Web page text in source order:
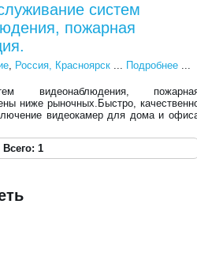
систем
пожарная
, Россия, Красноярск ... Подробнее ...
видеонаблюдения,
ниже рыночных.Быстро,
видеокамер для дома и
Всего: 1